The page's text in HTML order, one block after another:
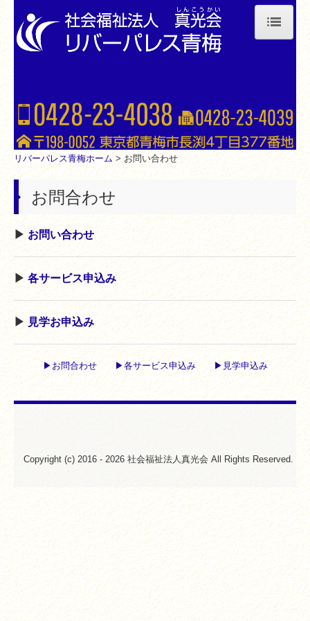
サービス案内
特別養護老人ホーム
短期入所生活介護
居宅介護支援
デイサービス（認知症対応型）
デイサービス（小規模型）
交通案内
お問い合わせ
お問い合わせフォーム
各サービス申込みフォーム
最新ニュース
活動内容
活動報告
法人のご案内
ボランティア
リバーパレス青梅ホーム > お問い合わせ
お問合わせ
▶︎ お問い合わせ
▶︎ 各サービス申込み
▶︎ 見学お申込み
▶︎お問合わせ ▶︎各サービス申込み ▶︎見学申込み
Copyright (c) 2016 - 2026 社会福祉法人真光会 All Rights Reserved.